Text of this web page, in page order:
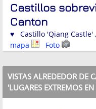
Castillos
Cantón
♥ Castillo 'Qiang Castle'
mapa
Foto
VISTAS ALREDEDOR DE
'LUGARES EXTREMOS